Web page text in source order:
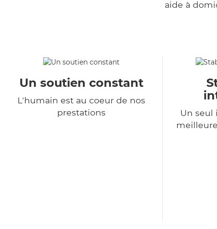
aide à
Un soutien constant
L'humain est au coeur de nos
prestations
Un seul